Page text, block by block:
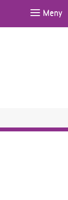
Meny